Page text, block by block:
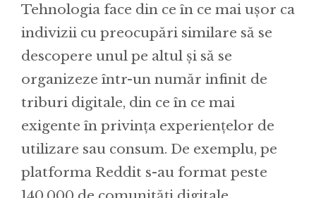
Tehnologia face din ce în ce mai ușor ca
indivizii cu preocupări similare să se
descopere unul pe altul și să se
organizeze într-un număr infinit de
triburi digitale, din ce în ce mai
exigente în privința experiențelor de
utilizare sau consum. De exemplu, pe
platforma Reddit s-au format peste